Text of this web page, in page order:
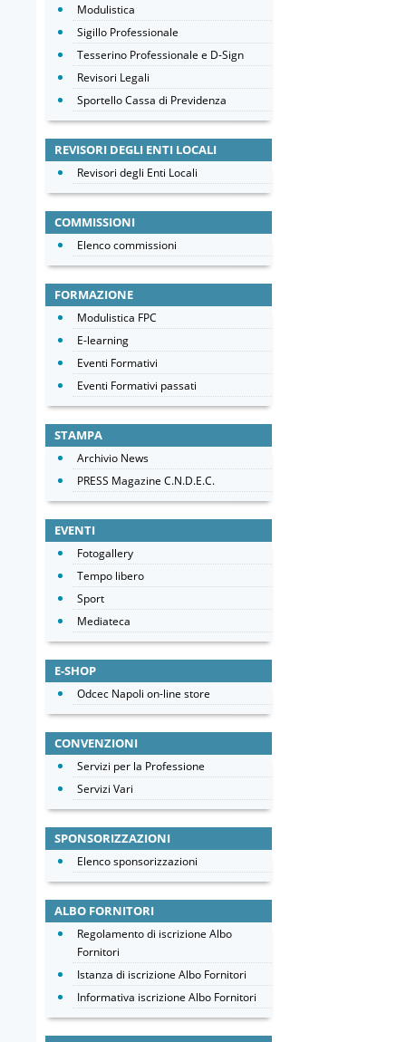
Modulistica
Sigillo Professionale
Tesserino Professionale e D-Sign
Revisori Legali
Sportello Cassa di Previdenza
REVISORI DEGLI ENTI LOCALI
Revisori degli Enti Locali
COMMISSIONI
Elenco commissioni
FORMAZIONE
Modulistica FPC
E-learning
Eventi Formativi
Eventi Formativi passati
STAMPA
Archivio News
PRESS Magazine C.N.D.E.C.
EVENTI
Fotogallery
Tempo libero
Sport
Mediateca
E-SHOP
Odcec Napoli on-line store
CONVENZIONI
Servizi per la Professione
Servizi Vari
SPONSORIZZAZIONI
Elenco sponsorizzazioni
ALBO FORNITORI
Regolamento di iscrizione Albo
Fornitori
Istanza di iscrizione Albo Fornitori
Informativa iscrizione Albo Fornitori